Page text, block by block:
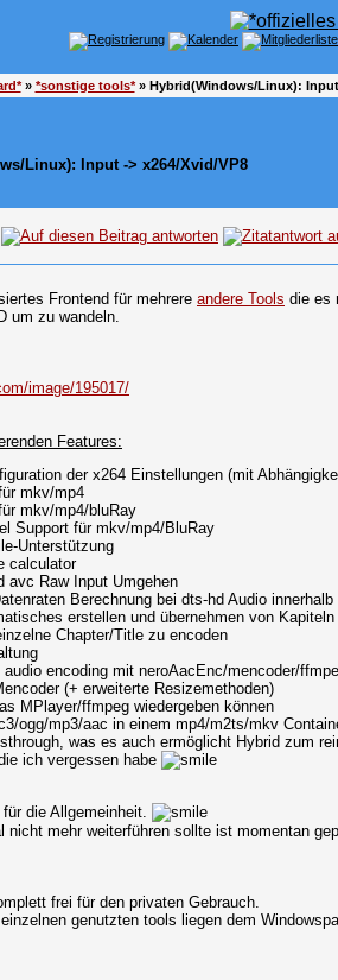
» *sonstige tools*» Hybrid(Windows/Linux): Input
Linux): Input -> x264/Xvid/VP8
Frontend für mehrere andere Tools die es
um zu wandeln.
image/195017/
Features:
der x264 Einstellungen (mit
mkv/mp4
mkv/mp4/bluRay
Support für mkv/mp4/BluRay
Unterstützung
calculator
avc Raw Input Umgehen
Berechnung bei dts-hd Audio
erstellen und übernehmen von Kapiteln
Chapter/Title zu encoden
encoding mit neroAacEnc/mencoder/
(+ erweiterte Resizemethoden)
MPlayer/ffmpeg wiedergeben können
ogg/mp3/aac in einem mp4/m2ts/mkv
was es auch ermöglicht Hybrid zum
ich vergessen habe
die Allgemeinheit.
nicht mehr weiterführen sollte ist momentan
frei für den privaten Gebrauch.
genutzten tools liegen dem